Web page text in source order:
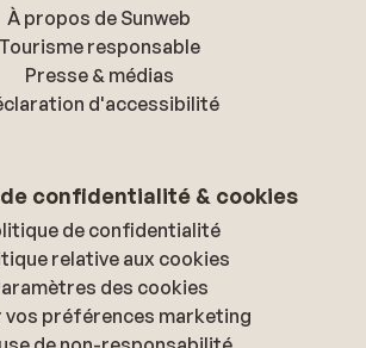
À propos de Sunweb
Tourisme responsable
Presse & médias
d'accessibilité
confidentialité & cookies
de confidentialité
relative aux cookies
des cookies
vos préférences marketing